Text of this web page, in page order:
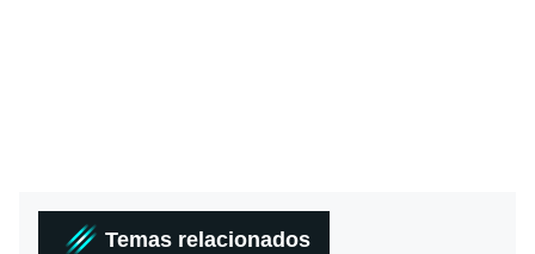
Temas relacionados